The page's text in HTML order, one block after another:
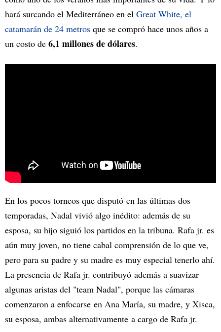
hará surcando el Mediterráneo en el Great White, el
catamarán de 24 metros que se compró hace unos años a
un costo de 6,1 millones de dólares.
En los pocos torneos que disputó en las últimas dos
temporadas, Nadal vivió algo inédito: además de su
esposa, su hijo siguió los partidos en la tribuna. Rafa jr. es
aún muy joven, no tiene cabal comprensión de lo que ve,
pero para su padre y su madre es muy especial tenerlo ahí.
La presencia de Rafa jr. contribuyó además a suavizar
algunas aristas del "team Nadal", porque las cámaras
comenzaron a enfocarse en Ana María, su madre, y Xisca,
su esposa, ambas alternativamente a cargo de Rafa jr.